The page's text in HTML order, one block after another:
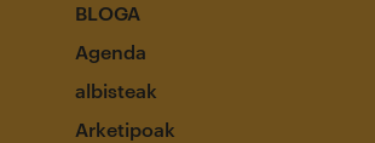
BLOGA
Agenda
albisteak
Arketipoak